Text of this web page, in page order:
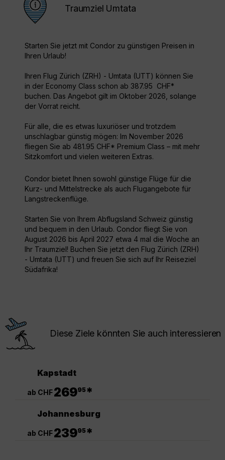
Traumziel Umtata
Starten Sie jetzt mit Condor zu günstigen Preisen in
Ihren Urlaub!
Ihren Flug Zürich (ZRH) - Umtata (UTT) können Sie
in der Economy Class schon ab 387.95 CHF*
buchen. Das Angebot gilt im Oktober 2026, solange
der Vorrat reicht.
Für alle, die es etwas luxuriöser und trotzdem
unschlagbar günstig mögen: Im November 2026
fliegen Sie ab 481.95 CHF* Premium Class – mit mehr
Sitzkomfort und vielen weiteren Extras.
Condor bietet Ihnen sowohl günstige Flüge für die
Kurz- und Mittelstrecke als auch Flugangebote für
Langstreckenflüge.
Starten Sie von Ihrem Abflugsland Schweiz günstig
und bequem in den Urlaub. Condor fliegt Sie von
August 2026 bis April 2027 etwa 4 mal die Woche an
Ihr Traumziel! Buchen Sie jetzt den Flug Zürich (ZRH)
- Umtata (UTT) und freuen Sie sich auf Ihr Reiseziel
Südafrika!
Diese Ziele könnten Sie auch interessieren
Kapstadt
ab CHF26995*
Johannesburg
ab CHF23995*